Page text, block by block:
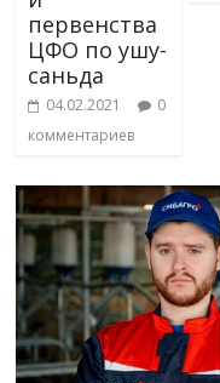
первенства
ЦФО по ушу-
саньда
04.02.2021
0
комментариев